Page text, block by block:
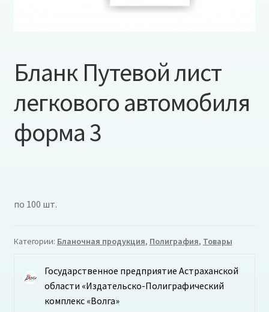
Бланк Путевой лист
легкового автомобиля
форма 3
по 100 шт.
Категории: Бланочная продукция, Полиграфия, Товары
Государственное предприятие Астраханской
области «Издательско-Полиграфический
комплекс «Волга»